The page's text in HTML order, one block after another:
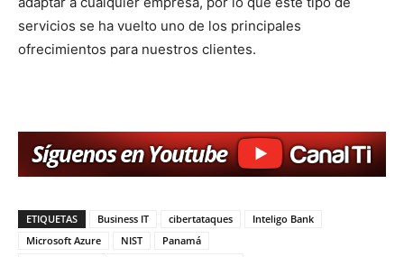
servicios se ha vuelto uno de los principales
ofrecimientos para nuestros clientes.
ETIQUETAS Business IT cibertataques
Inteligo Bank
Microsoft Azure
NIST
Panamá